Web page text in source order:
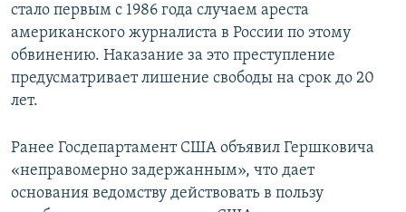
стало первым с 1986 года случаем ареста
американского журналиста в России по этому
обвинению. Наказание за это преступление
предусматривает лишение свободы на срок до 20
лет.
Ранее Госдепартамент США объявил Гершковича
«неправомерно задержанным», что дает
основания ведомству действовать в пользу